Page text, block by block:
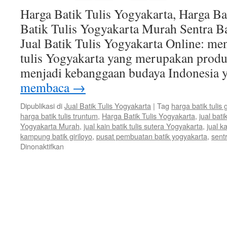
Harga Batik Tulis Yogyakarta, Harga
Batik Tulis Yogyakarta Murah Sentra
Jual Batik Tulis Yogyakarta Online:
tulis Yogyakarta yang merupakan
menjadi kebanggaan budaya
membaca →
Dipublikasi diJual Batik Tulis Yogyakarta | Tag harga batik tulis
harga batik tulis truntum, Harga Batik Tulis Yogyakarta, jual
Yogyakarta Murah, jual kain batik tulis sutera Yogyakarta, jual
kampung batik giriloyo, pusat pembuatan batik yogyakarta,
Dinonaktifkan